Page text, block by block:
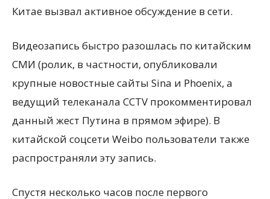
Китае вызвал активное обсуждение в сети.
Видеозапись быстро разошлась по китайским
СМИ (ролик, в частности, опубликовали
крупные новостные сайты Sina и Phoenix, а
ведущий телеканала CCTV прокомментировал
данный жест Путина в прямом эфире). В
китайской соцсети Weibo пользователи также
распространяли эту запись.
Спустя несколько часов после первого